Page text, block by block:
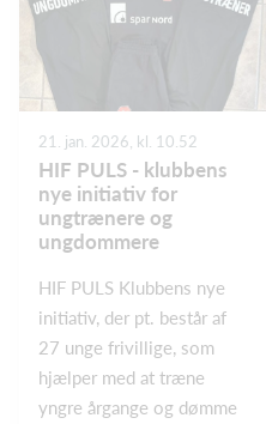
21. jan. 2026, kl. 10.52
HIF PULS - klubbens
nye initiativ for
ungtrænere og
ungdommere
HIF PULS Klubbens nye
initiativ, der pt. består af
27 unge frivillige, som
hjælper med at træne
yngre årgange og dømme